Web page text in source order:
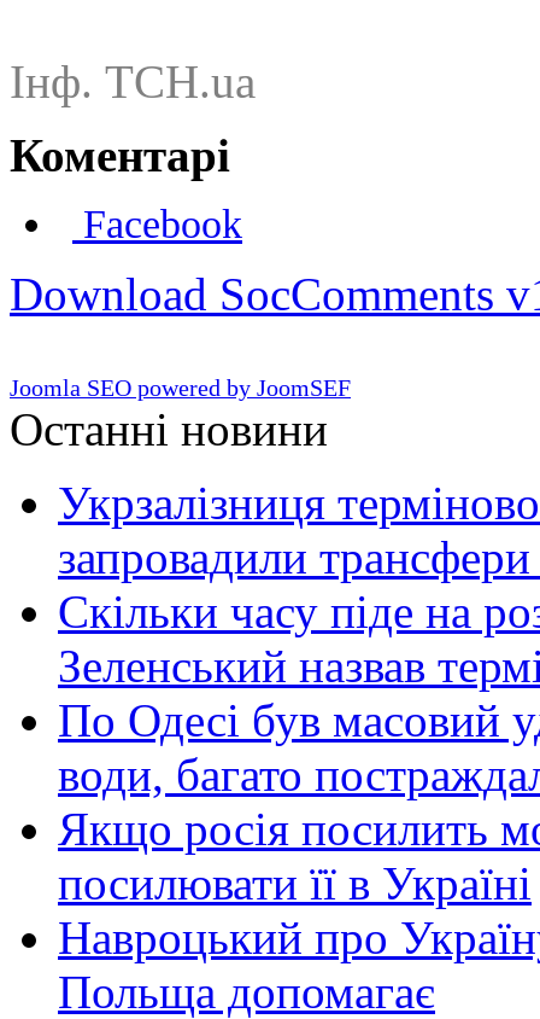
Інф. ТСН.ua
Коментарі
Facebook
Download SocComments
Joomla SEO powered by JoomSEF
Останні новини
Укрзалізниця
запровадили
Скільки часу піде на
Зеленський назвав
По Одесі був масовий
води, багато
Якщо росія посилить
посилювати її в Україні
Навроцький про
Польща допомагає